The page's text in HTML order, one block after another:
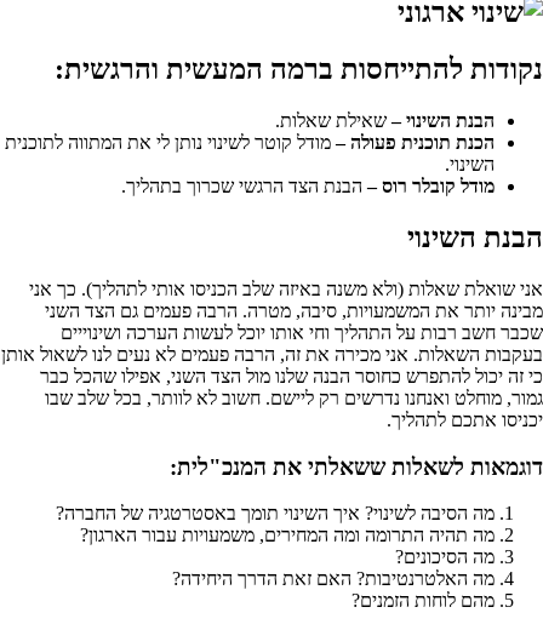
נקודות להתייחסות ברמה המעשית והרגשית:
הבנת השינוי –שאילת שאלות.
הכנת תוכנית פעולה –מודל קוטר לשינוי נותן לי את המתווה לתוכנית
השינוי.
מודל קובלר רוס –הבנת הצד הרגשי שכרוך בתהליך.
הבנת השינוי
אני שואלת שאלות (ולא משנה באיזה שלב הכניסו אותי לתהליך). כך אני
מבינה יותר את המשמעויות, סיבה, מטרה. הרבה פעמים גם הצד השני
שכבר חשב רבות על התהליך וחי אותו יוכל לעשות הערכה ושינוייים
בעקבות השאלות. אני מכירה את זה, הרבה פעמים לא נעים לנו לשאול אותן
כי זה יכול להתפרש כחוסר הבנה שלנו מול הצד השני, אפילו שהכל כבר
גמור, מוחלט ואנחנו נדרשים רק ליישם. חשוב לא לוותר, בכל שלב שבו
יכניסו אתכם לתהליך.
דוגמאות לשאלות ששאלתי את המנכ"לית:
מה הסיבה לשינוי? איך השינוי תומך באסטרטגיה של החברה?
מה תהיה התרומה ומה המחירים, משמעויות עבור הארגון?
מה הסיכונים?
מה האלטרנטיבות? האם זאת הדרך היחידה?
מהם לוחות הזמנים?